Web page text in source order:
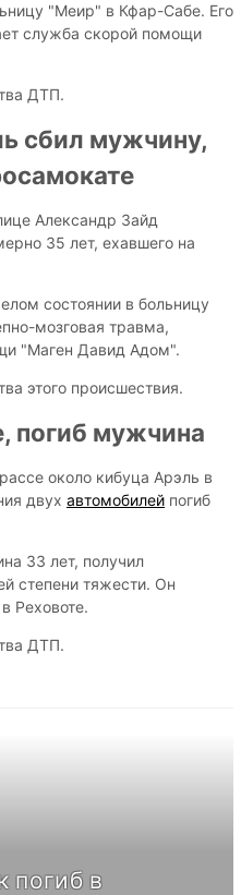
"Меир" в Кфар-Сабе. Его
служба скорой помощи
ДТП.
сбил мужчину,
Александр Зайд
35 лет, ехавшего на
состоянии в больницу
мозговая травма,
"Маген Давид Адом".
этого происшествия.
погиб мужчина
около кибуца Арэль в
двух автомобилей погиб
33 лет, получил
степени тяжести. Он
Реховоте.
ДТП.
погиб в